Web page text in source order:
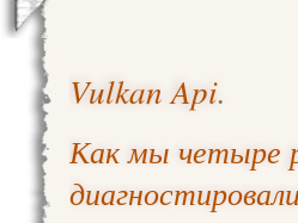
Vulkan Api.
Как мы четыре